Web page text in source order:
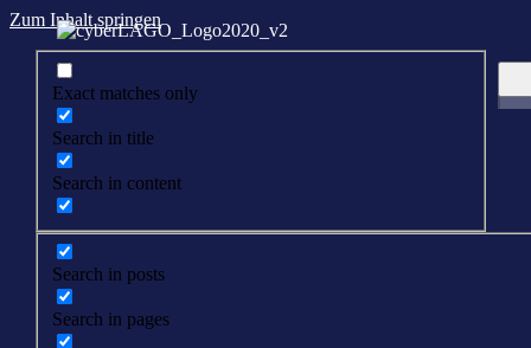
Zum Inhalt springen
Exact matches only
Search in title
Search in content
Search in posts
Search in pages